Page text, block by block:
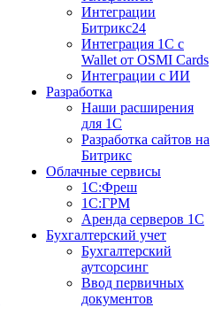
Интеграции
Битрикс24
Интеграция 1С с
Wallet от OSMI Cards
Интеграции с ИИ
Разработка
Наши расширения
для 1С
Разработка сайтов на
Битрикс
Облачные сервисы
1С:Фреш
1С:ГРМ
Аренда серверов 1С
Бухгалтерский учет
Бухгалтерский
аутсорсинг
Ввод первичных
документов